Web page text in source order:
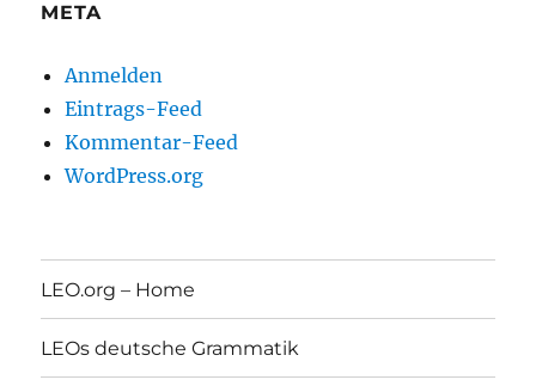
META
Anmelden
Eintrags-Feed
Kommentar-Feed
WordPress.org
LEO.org – Home
LEOs deutsche Grammatik